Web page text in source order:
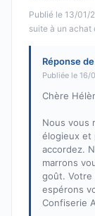
Publié le 13/01/
suite à un achat
Réponse
Publiée le 16/
Chère
Nous vous
élogieux et
accordez.
marrons
goût.
espérons
Confiserie